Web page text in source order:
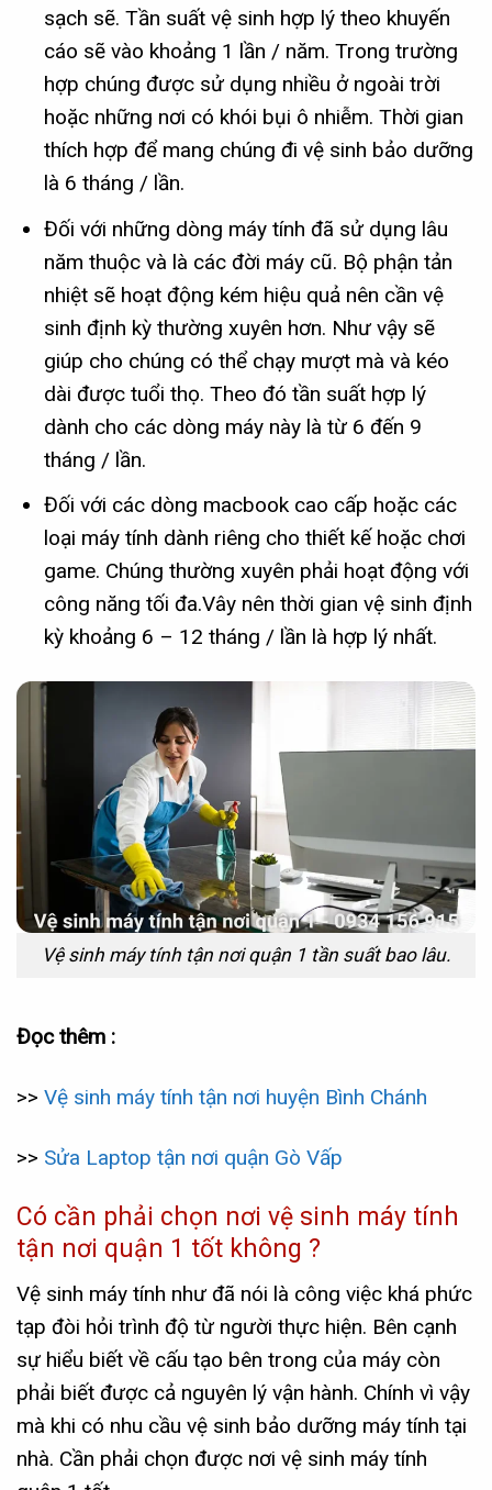
sạch sẽ. Tần suất vệ sinh hợp lý theo khuyến
cáo sẽ vào khoảng 1 lần / năm. Trong trường
hợp chúng được sử dụng nhiều ở ngoài trời
hoặc những nơi có khói bụi ô nhiễm. Thời gian
thích hợp để mang chúng đi vệ sinh bảo dưỡng
là 6 tháng / lần.
Đối với những dòng máy tính đã sử dụng lâu
năm thuộc và là các đời máy cũ. Bộ phận tản
nhiệt sẽ hoạt động kém hiệu quả nên cần vệ
sinh định kỳ thường xuyên hơn. Như vậy sẽ
giúp cho chúng có thể chạy mượt mà và kéo
dài được tuổi thọ. Theo đó tần suất hợp lý
dành cho các dòng máy này là từ 6 đến 9
tháng / lần.
Đối với các dòng macbook cao cấp hoặc các
loại máy tính dành riêng cho thiết kế hoặc chơi
game. Chúng thường xuyên phải hoạt động với
công năng tối đa.Vây nên thời gian vệ sinh định
kỳ khoảng 6 – 12 tháng / lần là hợp lý nhất.
Vệ sinh máy tính tận nơi quận 1 tần suất bao lâu.
Đọc thêm :
>> Vệ sinh máy tính tận nơi huyện Bình Chánh
>> Sửa Laptop tận nơi quận Gò Vấp
Có cần phải chọn nơi vệ sinh máy tính
tận nơi quận 1 tốt không ?
Vệ sinh máy tính như đã nói là công việc khá phức
tạp đòi hỏi trình độ từ người thực hiện. Bên cạnh
sự hiểu biết về cấu tạo bên trong của máy còn
phải biết được cả nguyên lý vận hành. Chính vì vậy
mà khi có nhu cầu vệ sinh bảo dưỡng máy tính tại
nhà. Cần phải chọn được nơi vệ sinh máy tính